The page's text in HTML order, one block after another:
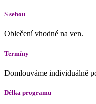
S sebou
Oblečení vhodné na ven.
Termíny
Domlouváme individuálně
Délka programů